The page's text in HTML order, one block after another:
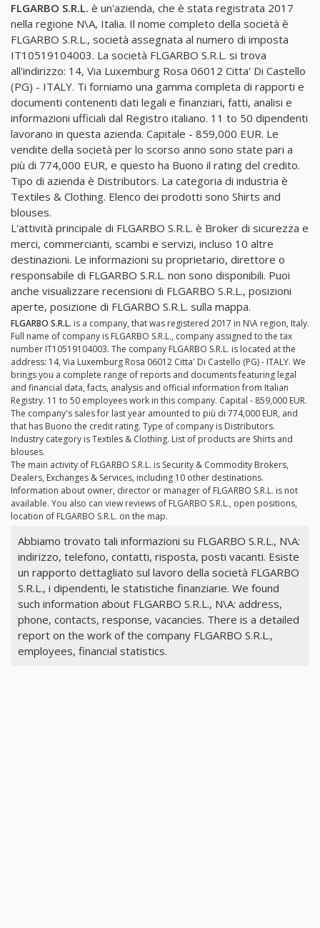
FLGARBO S.R.L. è un'azienda, che è stata registrata 2017
nella regione N\A, Italia. Il nome completo della società è
FLGARBO S.R.L., società assegnata al numero di imposta
IT10519104003. La società FLGARBO S.R.L. si trova
all'indirizzo: 14, Via Luxemburg Rosa 06012 Citta' Di Castello
(PG) - ITALY. Ti forniamo una gamma completa di rapporti e
documenti contenenti dati legali e finanziari, fatti, analisi e
informazioni ufficiali dal Registro italiano. 11 to 50 dipendenti
lavorano in questa azienda. Capitale - 859,000 EUR. Le
vendite della società per lo scorso anno sono state pari a
più di 774,000 EUR, e questo ha Buono il rating del credito.
Tipo di azienda è Distributors. La categoria di industria è
Textiles & Clothing. Elenco dei prodotti sono Shirts and
blouses.
L'attività principale di FLGARBO S.R.L. è Broker di sicurezza e
merci, commercianti, scambi e servizi, incluso 10 altre
destinazioni. Le informazioni su proprietario, direttore o
responsabile di FLGARBO S.R.L. non sono disponibili. Puoi
anche visualizzare recensioni di FLGARBO S.R.L., posizioni
aperte, posizione di FLGARBO S.R.L. sulla mappa.
FLGARBO S.R.L. is a company, that was registered 2017 in N\A region, Italy.
Full name of company is FLGARBO S.R.L., company assigned to the tax
number IT10519104003. The company FLGARBO S.R.L. is located at the
address: 14, Via Luxemburg Rosa 06012 Citta' Di Castello (PG) - ITALY. We
brings you a complete range of reports and documents featuring legal
and financial data, facts, analysis and official information from Italian
Registry. 11 to 50 employees work in this company. Capital - 859,000 EUR.
The company's sales for last year amounted to più di 774,000 EUR, and
that has Buono the credit rating. Type of company is Distributors.
Industry category is Textiles & Clothing. List of products are Shirts and
blouses.
The main activity of FLGARBO S.R.L. is Security & Commodity Brokers,
Dealers, Exchanges & Services, including 10 other destinations.
Information about owner, director or manager of FLGARBO S.R.L. is not
available. You also can view reviews of FLGARBO S.R.L., open positions,
location of FLGARBO S.R.L. on the map.
Abbiamo trovato tali informazioni su FLGARBO S.R.L., N\A:
indirizzo, telefono, contatti, risposta, posti vacanti. Esiste
un rapporto dettagliato sul lavoro della società FLGARBO
S.R.L., i dipendenti, le statistiche finanziarie. We found
such information about FLGARBO S.R.L., N\A: address,
phone, contacts, response, vacancies. There is a detailed
report on the work of the company FLGARBO S.R.L.,
employees, financial statistics.